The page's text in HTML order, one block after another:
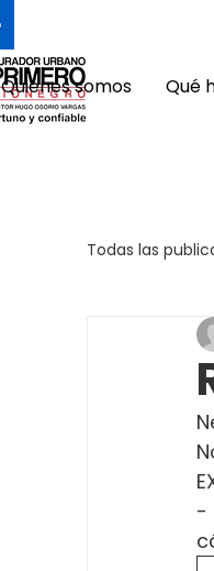
Quiénes somos Qué
Todas las
-